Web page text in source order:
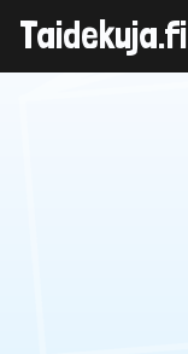
Skip
Taidekuja.fi